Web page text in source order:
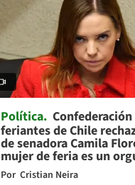
Política Confederación
feriantes de Chile
de senadora Camila
mujer de feria es un
Por Cristian Neira